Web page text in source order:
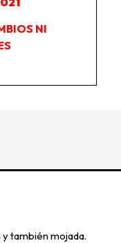
NI
también mojada.